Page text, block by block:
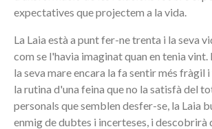
expectatives que projectem a la vida.
La Laia està a punt fer-ne trenta i la seva
com se l'havia imaginat quan en tenia
la seva mare encara la fa sentir més fràgil
la rutina d'una feina que no la satisfà del
personals que semblen desfer-se, la Laia
enmig de dubtes i incerteses, i descobrirà